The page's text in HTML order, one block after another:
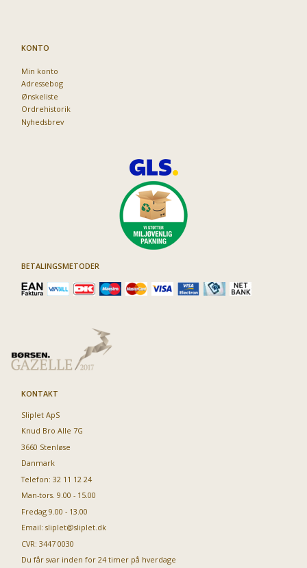
KONTO
Min konto
Adressebog
Ønskeliste
Ordrehistorik
Nyhedsbrev
BETALINGSMETODER
KONTAKT
Sliplet ApS
Knud Bro Alle 7G
3660 Stenløse
Danmark
Telefon: 32 11 12 24
Man-tors. 9.00 - 15.00
Fredag 9.00 - 13.00
Email: sliplet@sliplet.dk
CVR: 3447 0030
Du får svar inden for 24 timer på hverdage